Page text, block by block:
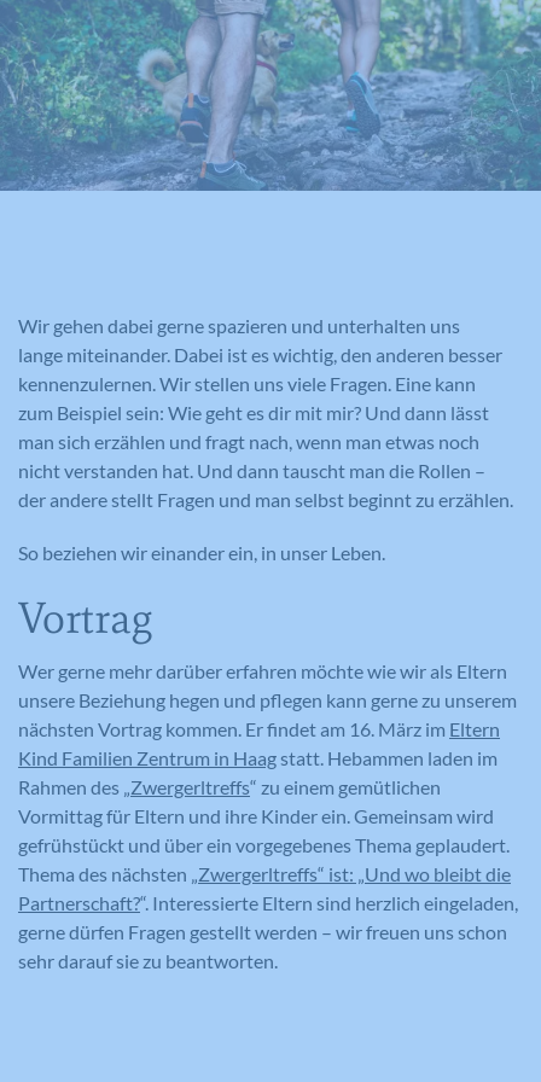
Wir gehen dabei gerne spazieren und unterhalten uns
lange miteinander. Dabei ist es wichtig, den anderen besser
kennenzulernen. Wir stellen uns viele Fragen. Eine kann
zum Beispiel sein: Wie geht es dir mit mir? Und dann lässt
man sich erzählen und fragt nach, wenn man etwas noch
nicht verstanden hat. Und dann tauscht man die Rollen –
der andere stellt Fragen und man selbst beginnt zu erzählen.
So beziehen wir einander ein, in unser Leben.
Vortrag
Wer gerne mehr darüber erfahren möchte wie wir als Eltern
unsere Beziehung hegen und pflegen kann gerne zu unserem
nächsten Vortrag kommen. Er findet am 16. März im Eltern
Kind Familien Zentrum in Haag statt. Hebammen laden im
Rahmen des „Zwergerltreffs“ zu einem gemütlichen
Vormittag für Eltern und ihre Kinder ein. Gemeinsam wird
gefrühstückt und über ein vorgegebenes Thema geplaudert.
Thema des nächsten „Zwergerltreffs“ ist: „Und wo bleibt die
Partnerschaft?“. Interessierte Eltern sind herzlich eingeladen,
gerne dürfen Fragen gestellt werden – wir freuen uns schon
sehr darauf sie zu beantworten.
Zweck
Benutzers identifiziert.
Name cookie_optin
Anbieter Meine Familie
zu speichern.
einzuschränken.
Name _gat
Anbieter Google Analytics
einzuschränken.
Name _gid
Anbieter Google Analytics
Laufzeit
Zweck
nutzt, zu generieren.
Name _ga
Anbieter Google Analytics
Laufzeit 2 Jahre
Registriert eine eindeutige ID, die
verwendet wird, um statistische Daten
oder eindeutige Daten gesammelt werden.
Anonymisierte Daten werden evtl. mit Dritten
geteilt.
Name NID
Anbieter Google Maps
Name GPS
Anbieter YouTube
Laufzeit 1 Tag
Zweck
Registriert eine eindeutige ID auf
Name VISITOR_INFO1_LIVE
Anbieter YouTube
Laufzeit 179 Tage
Zweck
Versucht, die Benutzerbandbreite auf
Seiten mit integrierten YouTube-Videos
zu schätzen.
Cookie-Informationen anzeigen